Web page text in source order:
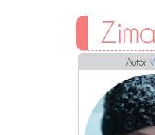
Autor: